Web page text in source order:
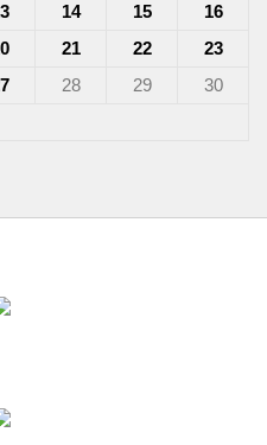
14 15
16
21 22
23
28 29
30